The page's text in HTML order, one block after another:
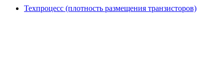
Техпроцесс (плотность размещения транзисторов)